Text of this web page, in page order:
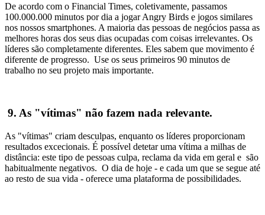
De acordo com o Financial Times, coletivamente, passamos
100.000.000 minutos por dia a jogar Angry Birds e jogos similares
nos nossos smartphones. A maioria das pessoas de negócios passa as
melhores horas dos seus dias ocupadas com coisas irrelevantes. Os
líderes são completamente diferentes. Eles sabem que movimento é
diferente de progresso. Use os seus primeiros 90 minutos de
trabalho no seu projeto mais importante.
9. As "vítimas" não fazem nada relevante.
As "vítimas" criam desculpas, enquanto os líderes proporcionam
resultados excecionais. É possível detetar uma vítima a milhas de
distância: este tipo de pessoas culpa, reclama da vida em geral e são
habitualmente negativos. O dia de hoje - e cada um que se segue até
ao resto de sua vida - oferece uma plataforma de possibilidades.